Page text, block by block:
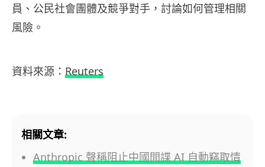
員、公民社會團體及競爭對手，討論如何管理相關
風險。
資料來源： Reuters
相關文章:
Anthropic 聲稱阻止中國間諜 AI 自動竊取情